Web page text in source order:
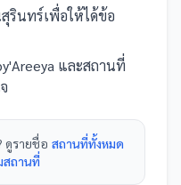
รินทร์เพื่อให้ได้ข้อ
และสถานที่
ดูรายชื่อ สถานที่ทั้งหมด
สถานที่